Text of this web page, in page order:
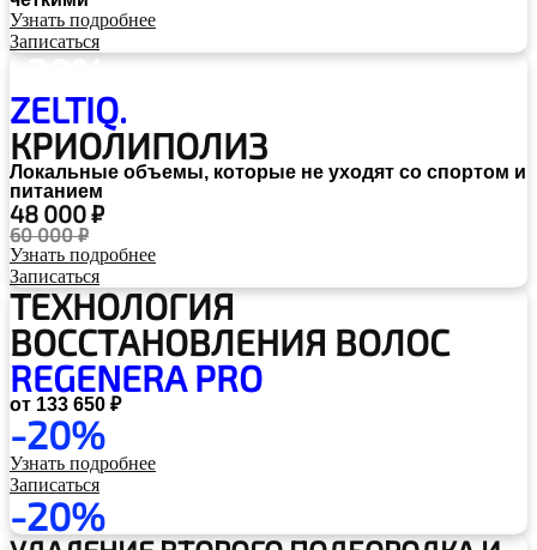
Узнать подробнее
Записаться
-20%
ZELTIQ.
КРИОЛИПОЛИЗ
Локальные объемы, которые не уходят со спортом и
питанием
48 000 ₽
60 000 ₽
Узнать подробнее
Записаться
ТЕХНОЛОГИЯ
ВОССТАНОВЛЕНИЯ ВОЛОС
REGENERA PRO
от 133 650 ₽
-20%
Узнать подробнее
Записаться
-20%